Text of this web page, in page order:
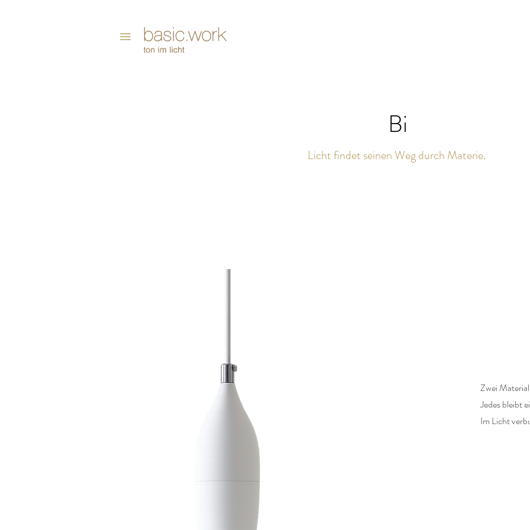
Bi
Licht findet seinen Weg durch Materie.
Zwei
Jedes bleibt
Im Licht